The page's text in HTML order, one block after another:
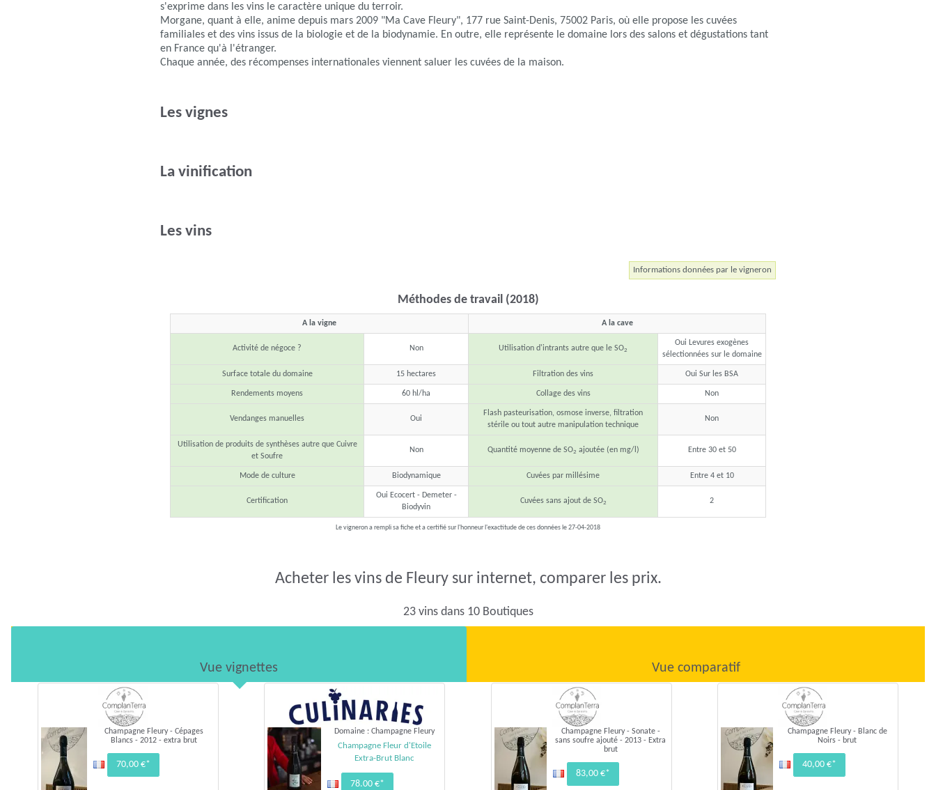
s'exprime dans les vins le caractère unique du terroir.
Morgane, quant à elle, anime depuis mars 2009 "Ma Cave Fleury", 177 rue Saint-Denis, 75002 Paris, où elle propose les cuvées
familiales et des vins issus de la biologie et de la biodynamie. En outre, elle représente le domaine lors des salons et dégustations tant
en France qu'à l'étranger.
Chaque année, des récompenses internationales viennent saluer les cuvées de la maison.
Les vignes
La vinification
Les vins
Informations données par le vigneron
Méthodes de travail (2018)
A la vigne A la cave
Activité de négoce ? Non Utilisation d'intrants autre que le SO2
Oui Levures exogènes
sélectionnées sur le domaine
Surface totale du domaine 15 hectares Filtration des vins Oui Sur les BSA
Rendements moyens 60 hl/ha Collage des vins Non
Vendanges manuelles Oui
Flash pasteurisation, osmose inverse, filtration
stérile ou tout autre manipulation technique
Non
Utilisation de produits de synthèses autre que Cuivre
et Soufre
Non Quantité moyenne de SO2 ajoutée (en mg/l) Entre 30 et 50
Mode de culture Biodynamique Cuvées par millésime Entre 4 et 10
Certification
Oui Ecocert - Demeter -
Biodyvin
Cuvées sans ajout de SO2 2
Le vigneron a rempli sa fiche et a certifié sur l'honneur l'exactitude de ces données le 27-04-2018
Acheter les vins de Fleury sur internet, comparer les prix.
23 vins dans 10 Boutiques
Vue vignettes Vue comparatif
Champagne Fleury - Cépages
Blancs - 2012 - extra brut
70,00 €*
Domaine : Champagne Fleury
Champagne Fleur d'Etoile
Extra-Brut Blanc
78.00 €*
Champagne Fleury - Sonate -
sans soufre ajouté - 2013 - Extra
brut
83,00 €*
Champagne Fleury - Blanc de
Noirs - brut
40,00 €*